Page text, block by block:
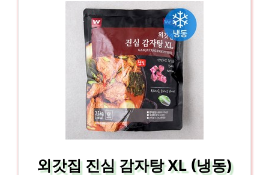
외갓집 진심 감자탕 XL (냉동)